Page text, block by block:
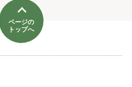
ページの
トップへ